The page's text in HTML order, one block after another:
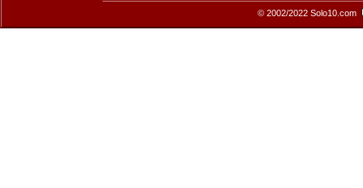
© 2002/2022 Solo10.com